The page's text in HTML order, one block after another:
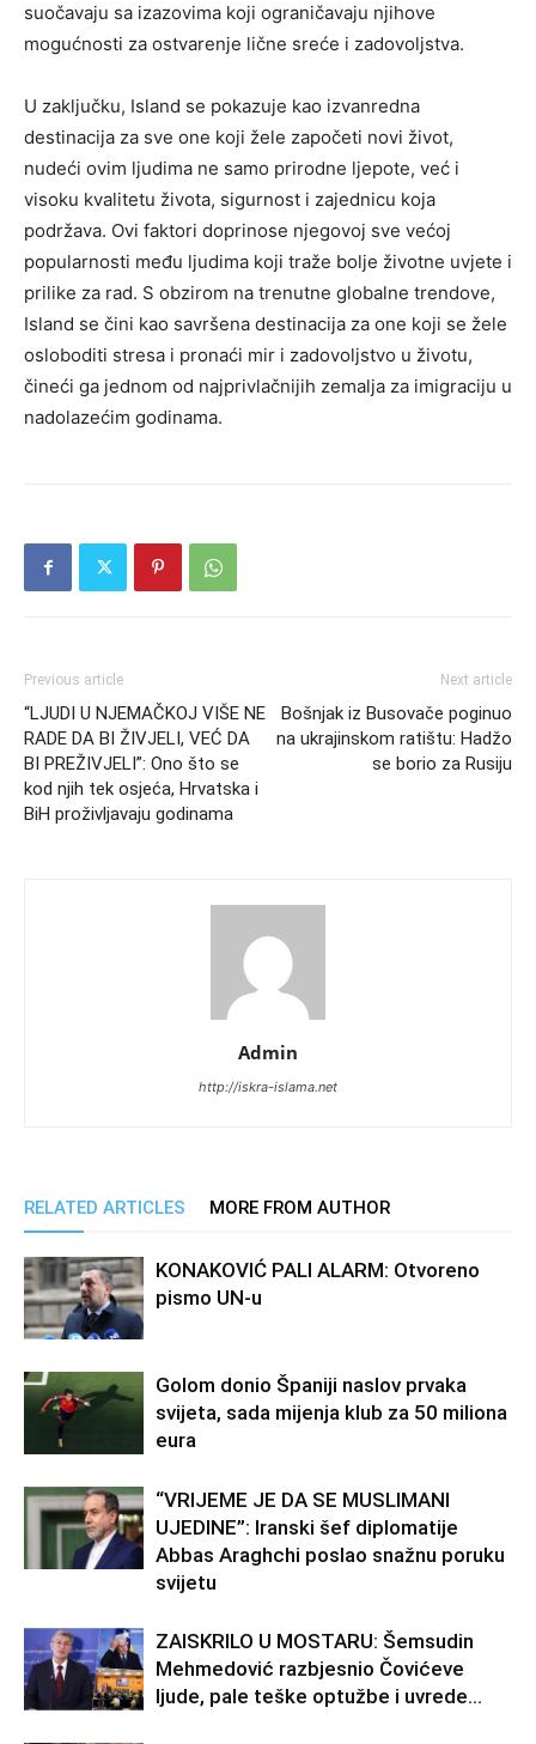
suočavaju sa izazovima koji ograničavaju njihove
mogućnosti za ostvarenje lične sreće i zadovoljstva.
U zaključku, Island se pokazuje kao izvanredna
destinacija za sve one koji žele započeti novi život,
nudeći ovim ljudima ne samo prirodne ljepote, već i
visoku kvalitetu života, sigurnost i zajednicu koja
podržava. Ovi faktori doprinose njegovoj sve većoj
popularnosti među ljudima koji traže bolje životne uvjete i
prilike za rad. S obzirom na trenutne globalne trendove,
Island se čini kao savršena destinacija za one koji se žele
osloboditi stresa i pronaći mir i zadovoljstvo u životu,
čineći ga jednom od najprivlačnijih zemalja za imigraciju u
nadolazećim godinama.
Previous article
“LJUDI U NJEMAČKOJ VIŠE NE
RADE DA BI ŽIVJELI, VEĆ DA
BI PREŽIVJELI”: Ono što se
kod njih tek osjeća, Hrvatska i
BiH proživljavaju godinama
Next article
Bošnjak iz Busovače poginuo
na ukrajinskom ratištu: Hadžo
se borio za Rusiju
Admin
http://iskra-islama.net
RELATED ARTICLES MORE FROM AUTHOR
KONAKOVIĆ PALI ALARM: Otvoreno
pismo UN-u
Golom donio Španiji naslov prvaka
svijeta, sada mijenja klub za 50 miliona
eura
“VRIJEME JE DA SE MUSLIMANI
UJEDINE”: Iranski šef diplomatije
Abbas Araghchi poslao snažnu poruku
svijetu
ZAISKRILO U MOSTARU: Šemsudin
Mehmedović razbjesnio Čovićeve
ljude, pale teške optužbe i uvrede…